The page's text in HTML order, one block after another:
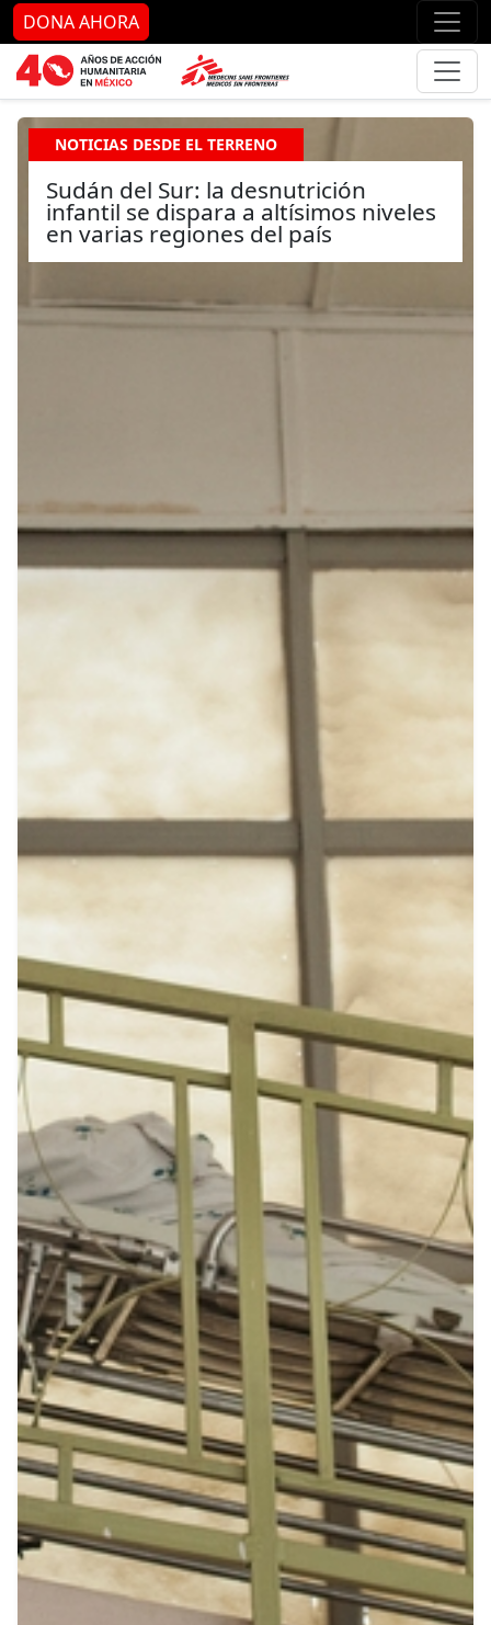
Ir al contenido principal Ir
DONA AHORA
NOTICIAS DESDE EL TERRENO
Sudán del Sur: la desnutrición
infantil se dispara a altísimos niveles
en varias regiones del país